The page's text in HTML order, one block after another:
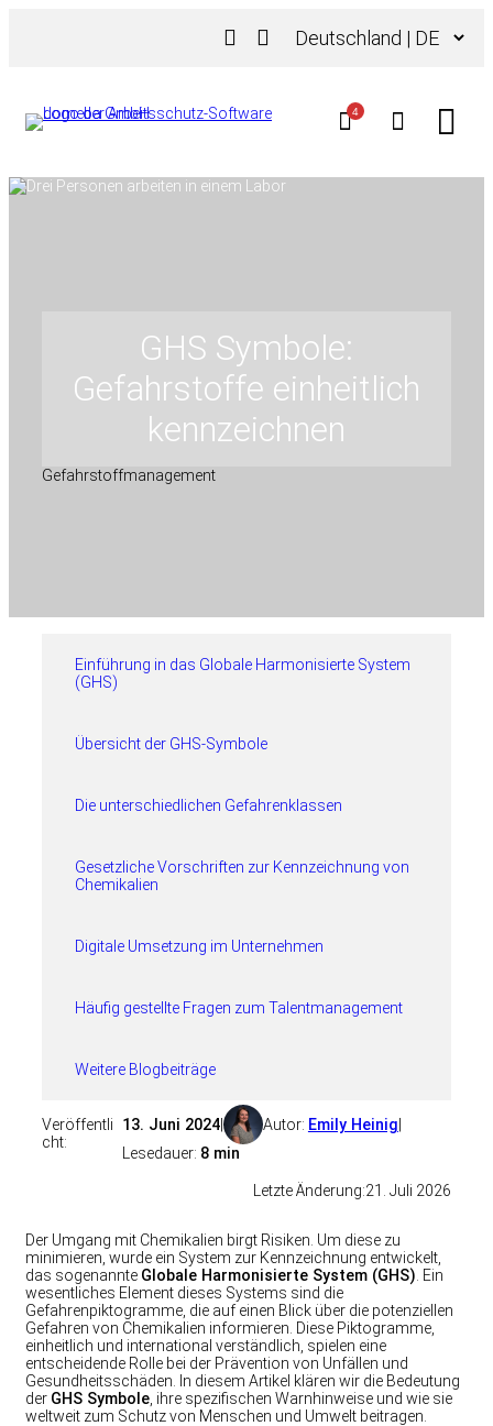
auswählen
4
GHS Symbole:
Gefahrstoffe einheitlich
kennzeichnen
Gefahrstoffmanagement
Einführung in das Globale Harmonisierte System
(GHS)
Übersicht der GHS-Symbole
Die unterschiedlichen Gefahrenklassen
Gesetzliche Vorschriften zur Kennzeichnung von
Chemikalien
Digitale Umsetzung im Unternehmen
Häufig gestellte Fragen zum Talentmanagement
Weitere Blogbeiträge
Veröffentli
cht:
13. Juni 2024| Autor: Emily Heinig
Lesedauer: 8 min
Letzte Änderung:21. Juli 2026
Der Umgang mit Chemikalien birgt Risiken. Um diese zu
minimieren, wurde ein System zur Kennzeichnung entwickelt,
das sogenannte Globale Harmonisierte System (GHS) . Ein
wesentliches Element dieses Systems sind die
Gefahrenpiktogramme, die auf einen Blick über die potenziellen
Gefahren von Chemikalien informieren. Diese Piktogramme,
einheitlich und international verständlich, spielen eine
entscheidende Rolle bei der Prävention von Unfällen und
Gesundheitsschäden. In diesem Artikel klären wir die Bedeutung
der GHS Symbole , ihre spezifischen Warnhinweise und wie sie
weltweit zum Schutz von Menschen und Umwelt beitragen.